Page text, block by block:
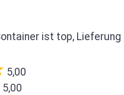
ist top, Lieferung
5,00
5,00